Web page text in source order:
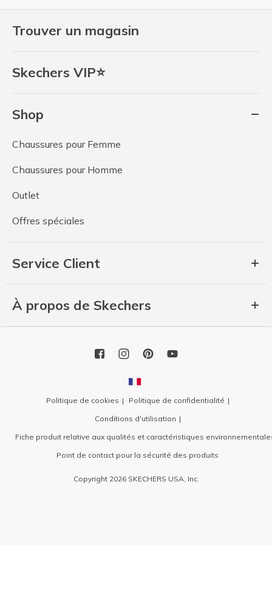
Trouver un magasin
Skechers VIP⭐
Shop
Chaussures pour Femme
Chaussures pour Homme
Outlet
Offres spéciales
Service Client
À propos de Skechers
Politique de cookies
Politique de confidentialité
Conditions d'utilisation
Fiche produit relative aux qualités et caractéristiques
Point de contact pour la sécurité des produits
Copyright 2026 SKECHERS USA, Inc.